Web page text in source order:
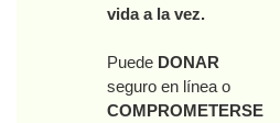
vida a la vez.
Puede DONAR
seguro en línea o
COMPROMETERSE